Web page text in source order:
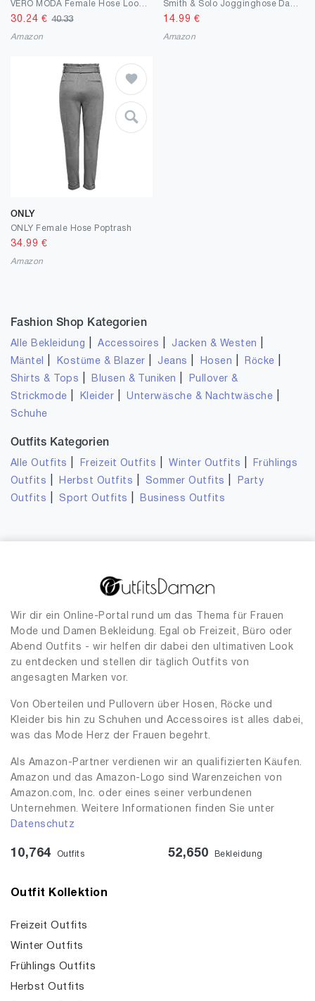
30.24 €40.33
Amazon
14.99 €
Amazon
ONLY
ONLY Female Hose Poptrash
34.99 €
Amazon
Fashion Shop Kategorien
Alle Bekleidung |Accessoires Jacken & Westen
Mäntel Kostüme & Blazer Jeans Hosen Röcke
Shirts & Tops Blusen & Tuniken
Pullover &
Strickmode
Kleider |Unterwäsche & Nachtwäsche
Schuhe
Outfits Kategorien
Alle Outfits Freizeit Outfits |Winter Outfits
Frühlings
Outfits
Herbst Outfits Sommer Outfits
Party
Outfits
Sport Outfits Business Outfits
Wir dir ein Online-Portal rund um das Thema für Frauen
Mode und Damen Bekleidung. Egal ob Freizeit, Büro oder
Abend Outfits - wir helfen dir dabei den ultimativen Look
zu entdecken und stellen dir täglich Outfits von
angesagten Marken vor.
Von Oberteilen und Pullovern über Hosen, Röcke und
Kleider bis hin zu Schuhen und Accessoires ist alles dabei,
was das Mode Herz der Frauen begehrt.
Als Amazon-Partner verdienen wir an qualifizierten Käufen.
Amazon und das Amazon-Logo sind Warenzeichen von
Amazon.com, Inc. oder eines seiner verbundenen
Unternehmen. Weitere Informationen finden Sie unter
Datenschutz
10,764 Outfits 52,650 Bekleidung
Outfit Kollektion
Freizeit Outfits
Winter Outfits
Frühlings Outfits
Herbst Outfits